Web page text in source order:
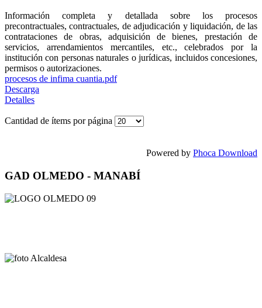
Información completa y detallada sobre los procesos
precontractuales, contractuales, de adjudicación y liquidación, de las
contrataciones de obras, adquisición de bienes, prestación de
servicios, arrendamientos mercantiles, etc., celebrados por la
institución con personas naturales o jurídicas, incluidos concesiones,
permisos o autorizaciones.
procesos de infima cuantia.pdf
Descarga
Detalles
Cantidad de ítems por página
Powered by Phoca Download
GAD OLMEDO - MANABÍ